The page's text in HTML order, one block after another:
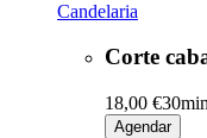
Candelaria
Corte
18,00 €30min
Agendar